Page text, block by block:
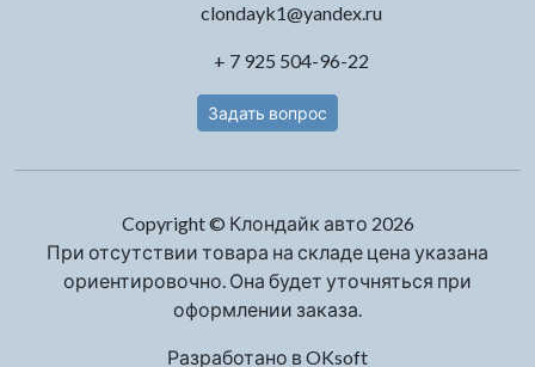
clondayk1@yandex.ru
+ 7 925 504-96-22
Задать вопрос
Copyright © Клондайк авто 2026
При отсутствии товара на складе цена указана
ориентировочно. Она будет уточняться при
оформлении заказа.
Разработано в OKsoft